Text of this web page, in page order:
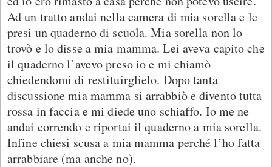
Ad un tratto andai nella camera di mia sorella e le
presi un quaderno di scuola. Mia sorella non lo
trovò e lo disse a mia mamma. Lei aveva capito che
il quaderno l’avevo preso io e mi chiamò
chiedendomi di restituirglielo. Dopo tanta
discussione mia mamma si arrabbiò e divento tutta
rossa in faccia e mi diede uno schiaffo. Io me ne
andai correndo e riportai il quaderno a mia sorella.
Infine chiesi scusa a mia mamma perché l’ho fatta
arrabbiare (ma anche no).